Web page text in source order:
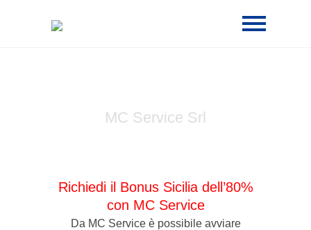
MC Service Srl
Richiedi il Bonus Sicilia dell’80%
con MC Service
Da MC Service è possibile avviare